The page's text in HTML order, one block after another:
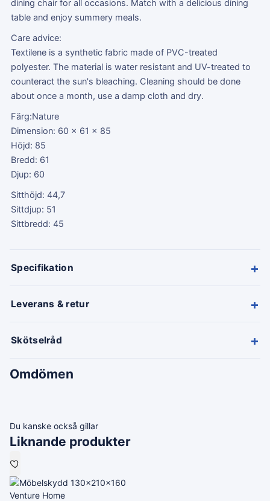
dining chair for all occasions. Match with a delicious dining
table and enjoy summery meals.
Care advice:
Textilene is a synthetic fabric made of PVC-treated
polyester. The material is water resistant and UV-treated to
counteract the sun's bleaching. Cleaning should be done
about once a month, use a damp cloth and dry.
Färg:Nature
Dimension: 60 x 61 x 85
Höjd: 85
Bredd: 61
Djup: 60
Sitthöjd: 44,7
Sittdjup: 51
Sittbredd: 45
Specifikation +
Leverans & retur +
Skötselråd +
Omdömen
Du kanske också gillar
Liknande produkter
Venture Home